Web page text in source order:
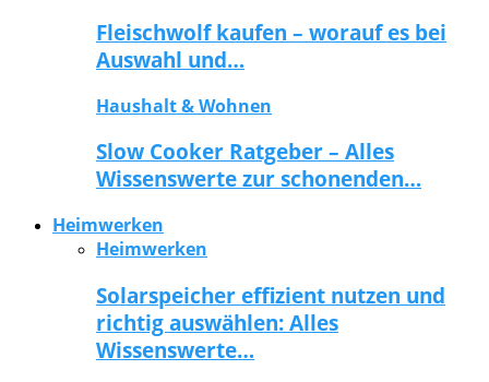
Fleischwolf kaufen – worauf es bei
Auswahl und…
Haushalt & Wohnen
Slow Cooker Ratgeber – Alles
Wissenswerte zur schonenden…
Heimwerken
Heimwerken
Solarspeicher effizient nutzen und
richtig auswählen: Alles
Wissenswerte…